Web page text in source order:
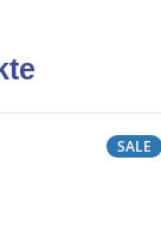
SALE